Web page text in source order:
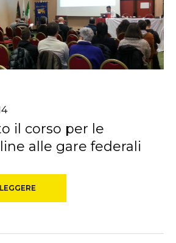
il corso per le
alle gare federali